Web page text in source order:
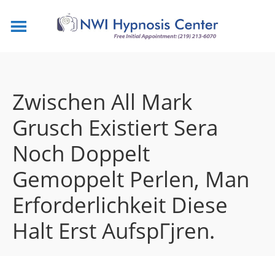
Zwischen All Mark
Grusch Existiert Sera
Noch Doppelt
Gemoppelt Perlen, Man
Erforderlichkeit Diese
Halt Erst AufspГјren.